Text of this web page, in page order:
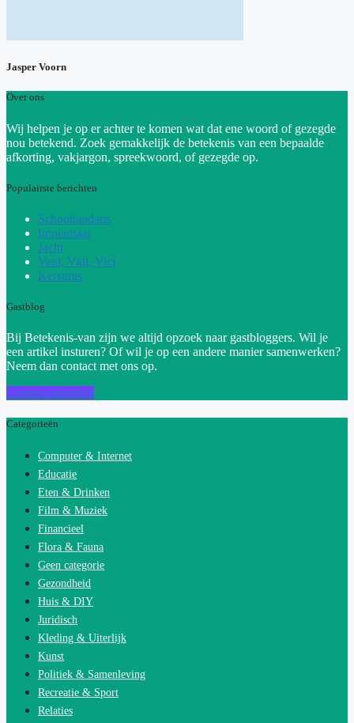
Jasper Voorn
Over ons
Wij helpen je op er achter te komen wat dat ene woord of gezegde
nou betekend. Zoek gemakkelijk de betekenis van een bepaalde
afkorting, vakjargon, spreekwoord, of gezegde op.
Populairste berichten
Schooltandarts
Implantaat
Jacht
Veni, Vidi, Vici
Kerstmis
Gastblog
Bij Betekenis-van zijn we altijd opzoek naar gastbloggers. Wil je
een artikel insturen? Of wil je op een andere manier samenwerken?
Neem dan contact met ons op.
Contact opnemen
Categorieën
Computer & Internet
Educatie
Eten & Drinken
Film & Muziek
Financieel
Flora & Fauna
Geen categorie
Gezondheid
Huis & DIY
Juridisch
Kleding & Uiterlijk
Kunst
Politiek & Samenleving
Recreatie & Sport
Relaties